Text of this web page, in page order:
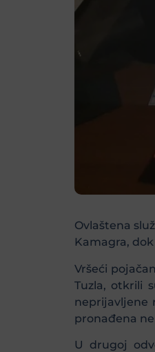
Ovlaštena
Kamagra,
Vršeći
Tuzla, otkrili
neprijavljene
pronađena
U drugoj